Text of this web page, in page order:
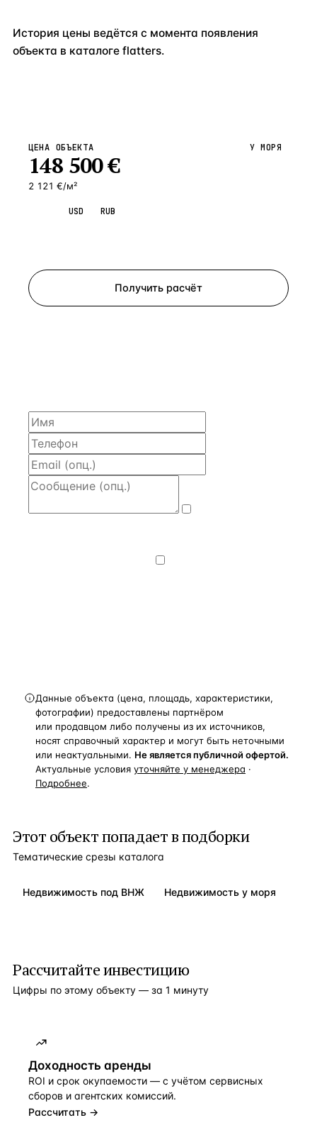
История цены ведётся с момента появления
объекта в каталоге flatters.
ЦЕНА ОБЪЕКТА
148 500€
2 121 €/м²
У МОРЯ
USD RUB
Получить расчёт
Данные объекта (цена, площадь, характеристики,
фотографии) предоставлены партнёром
или продавцом либо получены из их источников,
носят справочный характер и могут быть неточными
или неактуальными. Не является публичной офертой.
Актуальные условия уточняйте у менеджера ·
Подробнее.
Этот объект попадает в подборки
Тематические срезы каталога
Недвижимость под ВНЖ Недвижимость у моря
Рассчитайте инвестицию
Цифры по этому объекту — за 1 минуту
Доходность аренды
ROI и срок окупаемости — с учётом сервисных
сборов и агентских комиссий.
Рассчитать →